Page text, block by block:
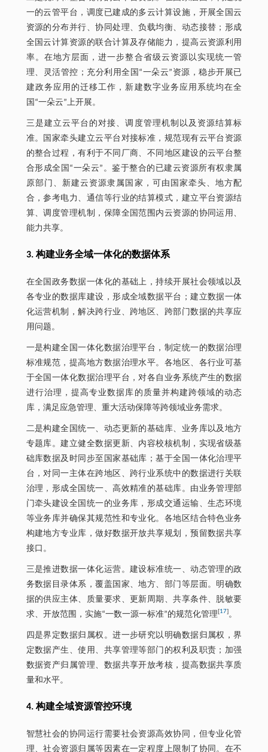
一的云管平台，调度已建成的多云计算设施，开展全国云
资源的分布并行、协同处理、负载均衡、动态接替；形成
全国云计算资源的联合计算及存储能力，提高云资源利用
率。在地方层面，进一步整合省级云资源以实现统一管
理、灵活管控；充分利用全国“一朵云”资源，稳步开展已
建政务应用的迁移工作，新建数字业务应用系统均在全
国“一朵云”上开展。
三是建立云平台的对接、调度管理机制以及资源结算标
准。国家牵头建立云平台对接标准，规范现有云平台资源
的整合过程，有利于不同厂商、不同地区建设的云平台整
合形成全国“一朵云”。鉴于整合的已建云资源所有权隶属
原部门、新建云资源隶属国家，可由国家牵头、地方配
合，参考电力、通信等行业的结算模式，建立平台资源结
算、调度管理机制，保障全国范围内云资源的协同运用、
能力共享。
3. 构建业务全域一体化的数据体系
在全国政务数据一体化的基础上，持续开展社会领域以及
各专业的数据库建设，形成全域数据平台；建立数据一体
化运营机制，解决跨行业、跨地区、跨部门数据的共享应
用问题。
一是构建全国一体化数据治理平台，制定统一的数据治理
标准规范，提高地方数据治理水平。各地区、各行业可基
于全国一体化数据治理平台，对各自业务系统产生的数据
进行治理，提高专业数据库的质量并构建跨领域的动态
库，满足应急管理、重大活动保障等跨领域业务需求。
二是构建全国统一、动态更新的基础库、业务库以及地方
专题库。建立健全数据更新、内容校核机制，实现省级基
础库数据及时同步至国家基础库；基于全国一体化治理平
台，对同一主体在跨地区、跨行业系统中的数据进行关联
治理，形成全国统一、高效精准的基础库。由业务管理部
门牵头建设全国统一的业务库，形成交通运输、生态环境
等业务库并确保其规范性和专业化。各地区结合特色业务
构建地方专业库，做好数据开放共享规划，预留数据共享
接口。
三是推进数据一体化运营。建设标准统一、动态管理的政
务数据目录体系，覆盖国家、地方、部门等层面。明确数
据的供应主体、质量要求、更新周期、共享条件、脱敏要
求、开放范围，实施“一数一源一标准”的规范化管理 17 。
四是界定数据归属权。进一步研究以明确数据归属权，界
定数据产生、使用、共享管理等部门的权利及职责；加强
数据资产归属管理、数据共享开放考核，提高数据共享质
量和水平。
4. 构建全域资源管控环境
智慧社会的协同运行需要社会资源高效协同，但专业化管
理、社会资源归属等因素在一定程度上限制了协同。在不